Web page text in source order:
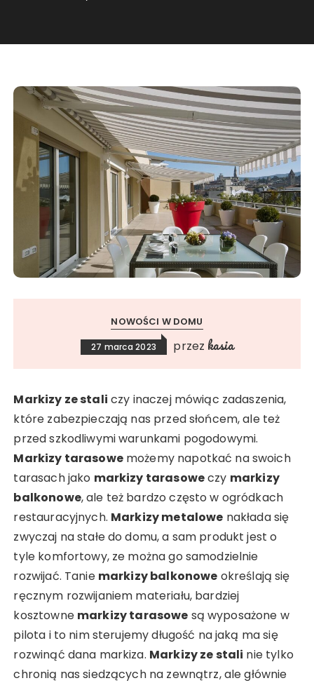
NOWOŚCI W DOMU
27 marca 2023 przez kasia
Markizy ze stali czy inaczej mówiąc zadaszenia,
które zabezpieczają nas przed słońcem, ale też
przed szkodliwymi warunkami pogodowymi.
Markizy tarasowemożemy napotkać na swoich
tarasach jako markizy tarasoweczy markizy
balkonowe, ale też bardzo często w ogródkach
restauracyjnych. Markizy metalowe nakłada się
zwyczaj na stałe do domu, a sam produkt jest o
tyle komfortowy, ze można go samodzielnie
rozwijać. Tanie markizy balkonowe określają się
ręcznym rozwijaniem materiału, bardziej
kosztowne markizy tarasowe są wyposażone w
pilota i to nim sterujemy długość na jaką ma się
rozwinąć dana markiza. Markizy ze stali nie tylko
chronią nas siedzących na zewnątrz, ale głównie